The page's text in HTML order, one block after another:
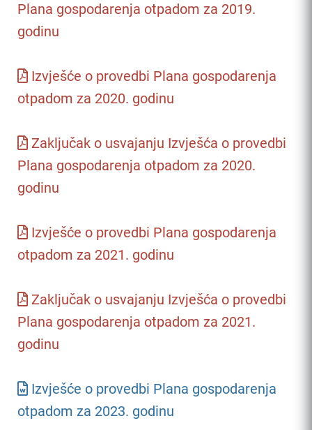
Plana gospodarenja otpadom za 2019.
godinu
Izvješće o provedbi Plana gospodarenja
otpadom za 2020. godinu
Zaključak o usvajanju Izvješća o provedbi
Plana gospodarenja otpadom za 2020.
godinu
Izvješće o provedbi Plana gospodarenja
otpadom za 2021. godinu
Zaključak o usvajanju Izvješća o provedbi
Plana gospodarenja otpadom za 2021.
godinu
Izvješće o provedbi Plana gospodarenja
otpadom za 2023. godinu